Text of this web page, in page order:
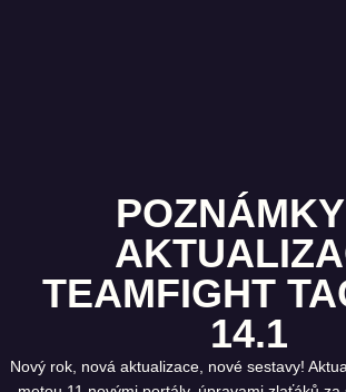
TEAMFIGHT
14.1
Nový rok, nová aktualizace, nové sestavy!